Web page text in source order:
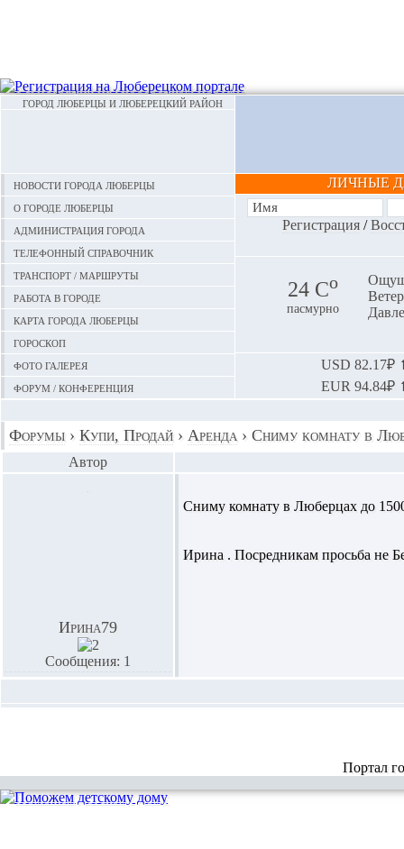
ГОРОД ЛЮБЕРЦЫ И ЛЮБЕРЕЦКИЙ РАЙОН
Новости города Люберцы
О городе Люберцы
Администрация города
Телефонный справочник
Транспорт / маршруты
Работа в городе
Карта города Люберцы
Гороскоп
Фото галерея
Форум / конференция
ЛИЧНЫЕ
Регистрация/
24 Сo
пасмурно
USD 82.17₽
EUR 94.84₽
Форумы › Купи, Продай › Аренда› Сниму комнату в
Автор
Ирина79
Сообщения: 1
Сниму комнату в Люберцах до
Ирина . Посредникам просьба не
Портал